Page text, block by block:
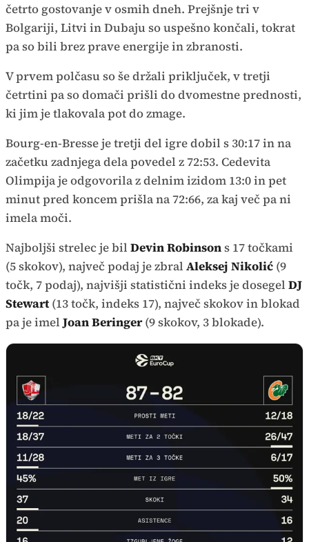
četrto gostovanje v osmih dneh. Prejšnje tri v
Bolgariji, Litvi in Dubaju so uspešno končali, tokrat
pa so bili brez prave energije in zbranosti.
V prvem polčasu so še držali priključek, v tretji
četrtini pa so domači prišli do dvomestne prednosti,
ki jim je tlakovala pot do zmage.
Bourg-en-Bresse je tretji del igre dobil s 30:17 in na
začetku zadnjega dela povedel z 72:53. Cedevita
Olimpija je odgovorila z delnim izidom 13:0 in pet
minut pred koncem prišla na 72:66, za kaj več pa ni
imela moči.
Najboljši strelec je bil Devin Robinsons 17 točkami
(5 skokov), največ podaj je zbral Aleksej Nikolić (9
točk, 7 podaj), najvišji statistični indeks je dosegel DJ
Stewart(13 točk, indeks 17), največ skokov in blokad
pa je imelJoan Beringer(9 skokov, 3 blokade).